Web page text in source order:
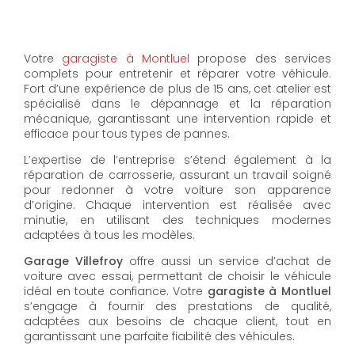
Votre garagiste à Montluel propose des services
complets pour entretenir et réparer votre véhicule.
Fort d’une expérience de plus de 15 ans, cet atelier est
spécialisé dans le dépannage et la réparation
mécanique, garantissant une intervention rapide et
efficace pour tous types de pannes.
L’expertise de l’entreprise s’étend également à la
réparation de carrosserie, assurant un travail soigné
pour redonner à votre voiture son apparence
d’origine. Chaque intervention est réalisée avec
minutie, en utilisant des techniques modernes
adaptées à tous les modèles.
Garage Villefroy offre aussi un service d’achat de
voiture avec essai, permettant de choisir le véhicule
idéal en toute confiance. Votre garagiste à Montluel
s’engage à fournir des prestations de qualité,
adaptées aux besoins de chaque client, tout en
garantissant une parfaite fiabilité des véhicules.